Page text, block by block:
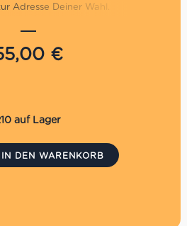
Adresse Deiner Wahl.
in den Supermercati &
Marienfelde &
per Einschreiben versendet. Es
in Höhe von 3,30€ an.
Kaufe den Gutschein direkt in
dann hast du ihn sofort!
€
auf Lager
IN DEN WARENKORB